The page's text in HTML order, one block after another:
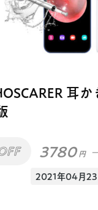
耳か
3780 円
2021年04月23